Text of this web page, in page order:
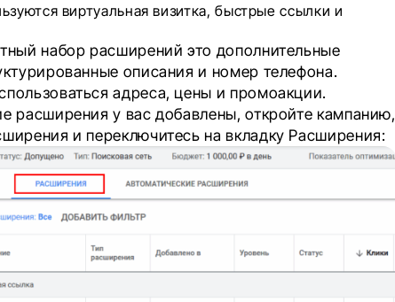
виртуальная визитка, быстрые ссылки и
набор расширений это дополнительные
описания и номер телефона.
адреса, цены и промоакции.
расширения у вас добавлены, откройте кампанию,
и переключитесь на вкладку Расширения: